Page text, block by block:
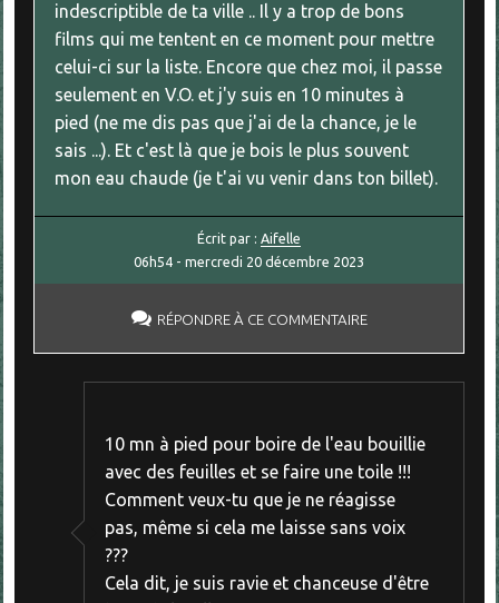
indescriptible de ta ville .. Il y a trop de bons
films qui me tentent en ce moment pour mettre
celui-ci sur la liste. Encore que chez moi, il passe
seulement en V.O. et j'y suis en 10 minutes à
pied (ne me dis pas que j'ai de la chance, je le
sais ...). Et c'est là que je bois le plus souvent
mon eau chaude (je t'ai vu venir dans ton billet).
Écrit par : Aifelle
06h54 -mercredi 20 décembre 2023
RÉPONDRE À CE COMMENTAIRE
10 mn à pied pour boire de l'eau bouillie
avec des feuilles et se faire une toile !!!
Comment veux-tu que je ne réagisse
pas, même si cela me laisse sans voix
???
Cela dit, je suis ravie et chanceuse d'être